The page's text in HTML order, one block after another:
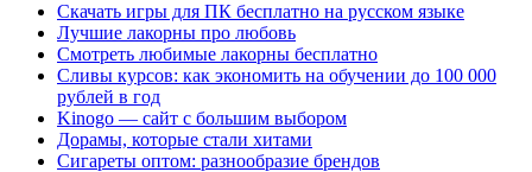
Скачать игры для ПК бесплатно на русском языке
Лучшие лакорны про любовь
Смотреть любимые лакорны бесплатно
Сливы курсов: как экономить на обучении до 100 000
рублей в год
Kinogo — сайт с большим выбором
Дорамы, которые стали хитами
Сигареты оптом: разнообразие брендов